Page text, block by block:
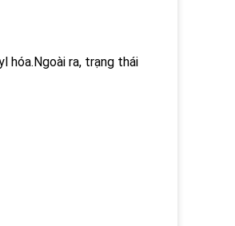
hóa.Ngoài ra, trạng thái